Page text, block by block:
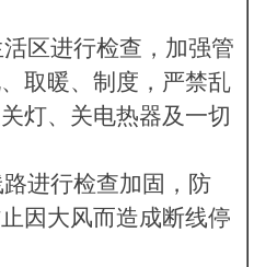
区进行检查，加强管
取暖、制度，严禁乱
灯、关电热器及一切
进行检查加固，防
因大风而造成断线停